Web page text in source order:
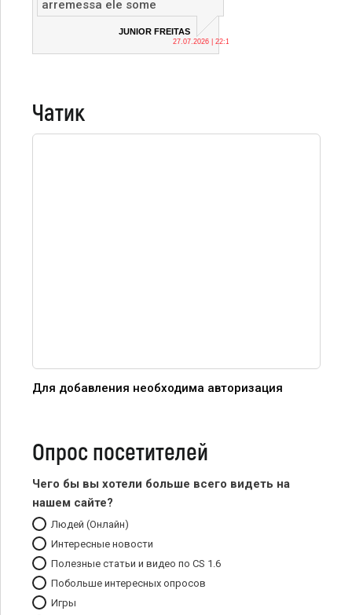
arremessa ele some
JUNIOR FREITAS
27.07.2026 | 22:12
Чатик
Для добавления необходима авторизация
Опрос посетителей
Чего бы вы хотели больше всего видеть на
нашем сайте?
Людей (Онлайн)
Интересные новости
Полезные статьи и видео по CS 1.6
Побольше интересных опросов
Игры